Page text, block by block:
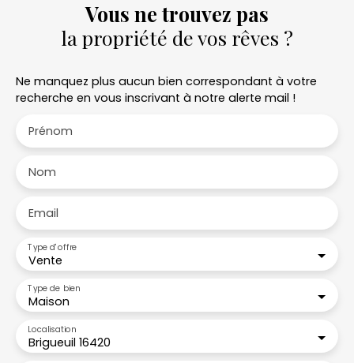
Vous ne trouvez pas
la propriété de vos rêves ?
Ne manquez plus aucun bien correspondant à votre
recherche en vous inscrivant à notre alerte mail !
Prénom
Nom
Email
Vente
Type d'offre
Maison
Type de bien
Brigueuil 16420
Localisation